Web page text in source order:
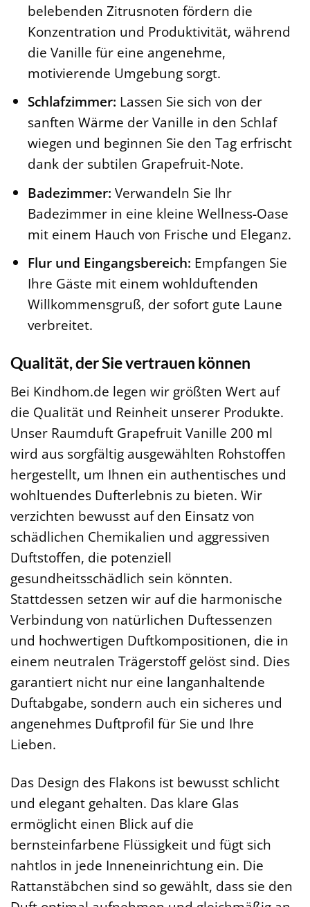
belebenden Zitrusnoten fördern die
Konzentration und Produktivität, während
die Vanille für eine angenehme,
motivierende Umgebung sorgt.
Schlafzimmer: Lassen Sie sich von der
sanften Wärme der Vanille in den Schlaf
wiegen und beginnen Sie den Tag erfrischt
dank der subtilen Grapefruit-Note.
Badezimmer: Verwandeln Sie Ihr
Badezimmer in eine kleine Wellness-Oase
mit einem Hauch von Frische und Eleganz.
Flur und Eingangsbereich: Empfangen Sie
Ihre Gäste mit einem wohlduftenden
Willkommensgruß, der sofort gute Laune
verbreitet.
Qualität, der Sie vertrauen können
Bei Kindhom.de legen wir größten Wert auf
die Qualität und Reinheit unserer Produkte.
Unser Raumduft Grapefruit Vanille 200 ml
wird aus sorgfältig ausgewählten Rohstoffen
hergestellt, um Ihnen ein authentisches und
wohltuendes Dufterlebnis zu bieten. Wir
verzichten bewusst auf den Einsatz von
schädlichen Chemikalien und aggressiven
Duftstoffen, die potenziell
gesundheitsschädlich sein könnten.
Stattdessen setzen wir auf die harmonische
Verbindung von natürlichen Duftessenzen
und hochwertigen Duftkompositionen, die in
einem neutralen Trägerstoff gelöst sind. Dies
garantiert nicht nur eine langanhaltende
Duftabgabe, sondern auch ein sicheres und
angenehmes Duftprofil für Sie und Ihre
Lieben.
Das Design des Flakons ist bewusst schlicht
und elegant gehalten. Das klare Glas
ermöglicht einen Blick auf die
bernsteinfarbene Flüssigkeit und fügt sich
nahtlos in jede Inneneinrichtung ein. Die
Rattanstäbchen sind so gewählt, dass sie den